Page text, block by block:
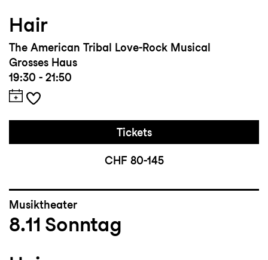
Hair
The American Tribal Love-Rock Musical
Grosses Haus
19:30 - 21:50
Tickets
CHF 80-145
Musiktheater
8.11 Sonntag